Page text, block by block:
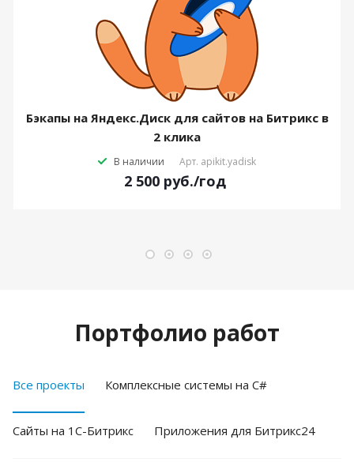
Бэкапы на Яндекс.Диск для сайтов на Битрикс в
2 клика
В наличии Арт. apikit.yadisk
2 500 руб./год
Портфолио работ
Все проекты Комплексные системы на C#
Cайты на 1С-Битрикс Приложения для Битрикс24